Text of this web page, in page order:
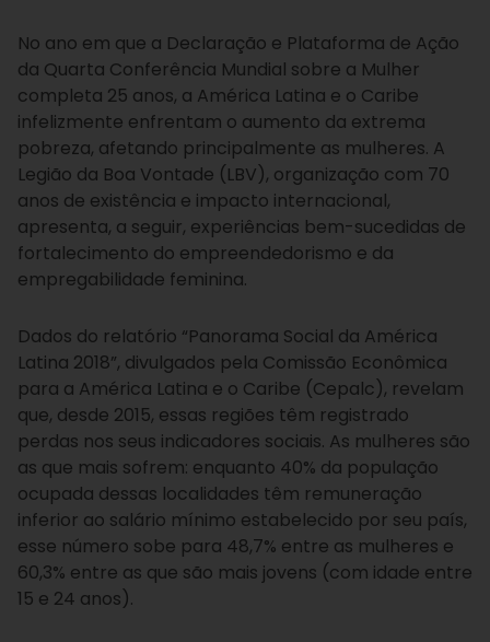
No ano em que a Declaração e Plataforma de Ação
da Quarta Conferência Mundial sobre a Mulher
completa 25 anos, a América Latina e o Caribe
infelizmente enfrentam o aumento da extrema
pobreza, afetando principalmente as mulheres. A
Legião da Boa Vontade (LBV), organização com 70
anos de existência e impacto internacional,
apresenta, a seguir, experiências bem-sucedidas de
fortalecimento do empreendedorismo e da
empregabilidade feminina.
Dados do relatório “Panorama Social da América
Latina 2018”, divulgados pela Comissão Econômica
para a América Latina e o Caribe (Cepalc), revelam
que, desde 2015, essas regiões têm registrado
perdas nos seus indicadores sociais. As mulheres são
as que mais sofrem: enquanto 40% da população
ocupada dessas localidades têm remuneração
inferior ao salário mínimo estabelecido por seu país,
esse número sobe para 48,7% entre as mulheres e
60,3% entre as que são mais jovens (com idade entre
15 e 24 anos).